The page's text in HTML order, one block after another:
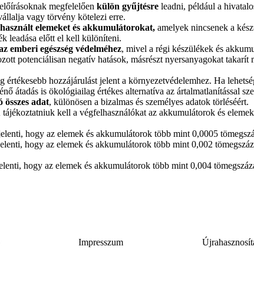
megfelelően külön gyűjtésre leadni, például a
vagy törvény kötelezi erre.
elemeket és akkumulátorokat, amelyek nincsenek a
leadása előtt el kell különíteni.
emberi egészség védelméhez, mivel a régi készülékek és
potenciálisan negatív hatások, másrészt nyersanyagokat takarít
hozzájárulást jelent a környezetvédelemhez. Ha
átadás is ökológiailag értékes alternatíva az ártalmatlanítással
összes adat, különösen a bizalmas és személyes adatok törléséért.
kell a végfelhasználókat az akkumulátorok és elemek
hogy az elemek és akkumulátorok több mint 0,0005
hogy az elemek és akkumulátorok több mint 0,002
hogy az elemek és akkumulátorok több mint 0,004
Impresszum